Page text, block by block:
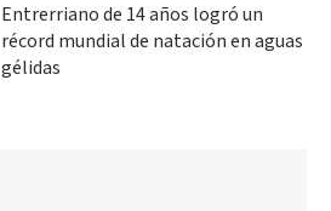
Entrerriano de 14 años logró un
récord mundial de natación en aguas
gélidas